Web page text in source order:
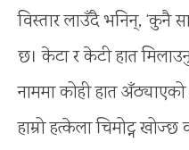
विस्तार लाउँदै भनिन्, ‘कुनै
छ। केटा र केटी हात
नाममा कोही हात
हाम्रो हत्केला चिमोट्न